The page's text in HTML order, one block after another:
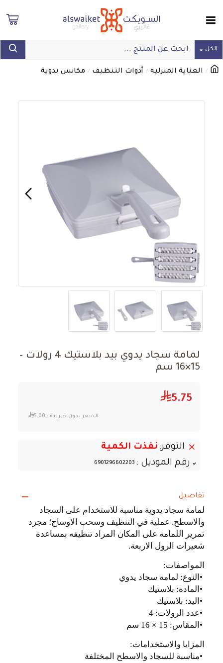
الكل
العناية المنزلية أدوات التنظيف مكانس يدوية
لمامة سجاد يدوي بيد بلاستيك 4 رولات –
15×16 سم
التوفر: نفذت الكمية
رقم الموديل : 6901296602203
5.75
السعر بدون ضريبة : 5.00
تفاصيل
لمامة سجاد يدوية مناسبة للاستخدام على السجاد
والاسطح. عملية في التنظيف وسحب الاوساخ؛ مجرد
تمرير اللمامة على المكان المراد تنظيفه بمساعدة
شعيرات الرول الاربعة.
المواصفات:
• النوع: لمامة سجاد يدوي
• المادة: بلاستيك
• اليد: بلاستيك
•عدد الرولات: 4
• المقاس: 15 × 16 سم
المزايا والاستخدامات:
•مناسبة للسجاد والاسطح المختلفة